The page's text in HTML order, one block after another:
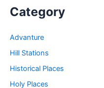
Category
Advanture
Hill Stations
Historical Places
Holy Places